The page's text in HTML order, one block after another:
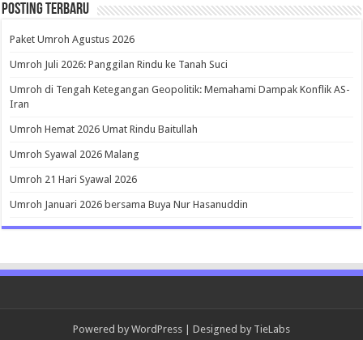
Posting Terbaru
Paket Umroh Agustus 2026
Umroh Juli 2026: Panggilan Rindu ke Tanah Suci
Umroh di Tengah Ketegangan Geopolitik: Memahami Dampak Konflik AS-
Iran
Umroh Hemat 2026 Umat Rindu Baitullah
Umroh Syawal 2026 Malang
Umroh 21 Hari Syawal 2026
Umroh Januari 2026 bersama Buya Nur Hasanuddin
Powered by WordPress | Designed by TieLabs